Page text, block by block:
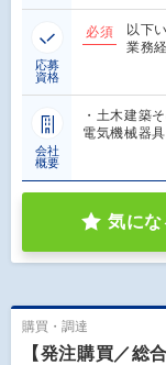
応募
資格
必須
以下
業務
会社
概要
・土木建築
電気機械器
気にな
購買・調達
【発注購買／総